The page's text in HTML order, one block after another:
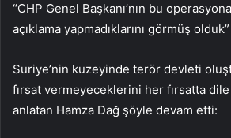
“CHP Genel Başkanı’nın bu
açıklama yapmadıklarını görmüş olduk”
Suriye’nin kuzeyinde terör devleti
fırsat vermeyeceklerini her fırsatta
anlatan Hamza Dağ şöyle devam etti: